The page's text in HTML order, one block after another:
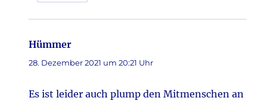
Hümmer
28. Dezember 2021 um 20:21 Uhr
Es ist leider auch plump den Mitmenschen an